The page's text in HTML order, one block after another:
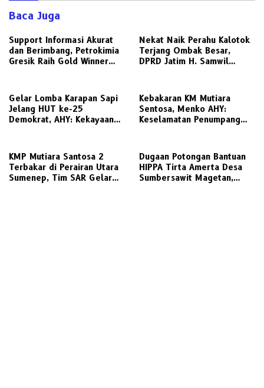
Baca Juga
Support Informasi Akurat
dan Berimbang, Petrokimia
Gresik Raih Gold Winner
Nekat Naik Perahu Kalotok
Terjang Ombak Besar,
DPRD Jatim H. Samwil
Gelar Lomba Karapan Sapi
Jelang HUT ke-25
Demokrat, AHY: Kekayaan
Kebakaran KM Mutiara
Sentosa, Menko AHY:
Keselamatan Penumpang
KMP Mutiara Santosa 2
Terbakar di Perairan Utara
Sumenep, Tim SAR Gelar
Dugaan Potongan Bantuan
HIPPA Tirta Amerta Desa
Sumbersawit Magetan,